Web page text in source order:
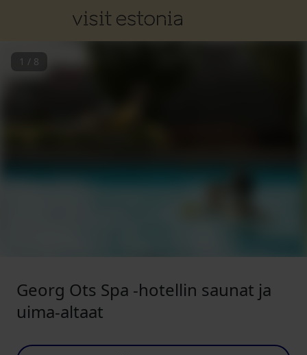
1 / 8
Georg Ots Spa -hotellin saunat ja
uima-altaat